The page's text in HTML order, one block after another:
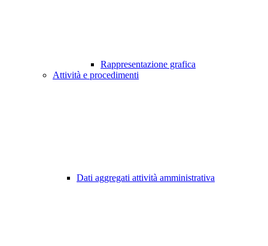
Rappresentazione grafica
Attività e procedimenti
Dati aggregati attività amministrativa